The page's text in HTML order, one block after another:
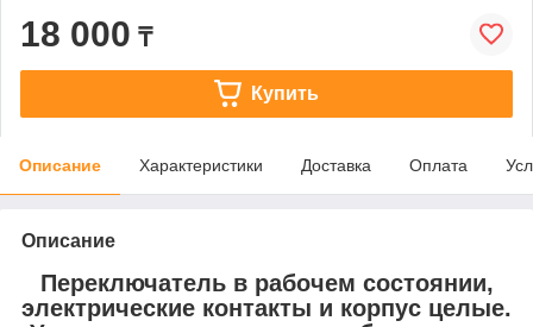
18 000 ₸
Купить
Описание Характеристики Доставка Оплата
Описание
Переключатель в рабочем состоянии,
электрические контакты и корпус целые.